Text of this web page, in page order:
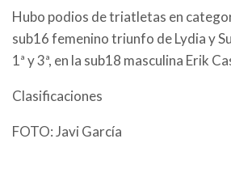
Hubo podios de triatletas en
sub16 femenino triunfo de Lydia y
1ª y 3ª, en la sub18 masculina Erik
Clasificaciones
FOTO: Javi García